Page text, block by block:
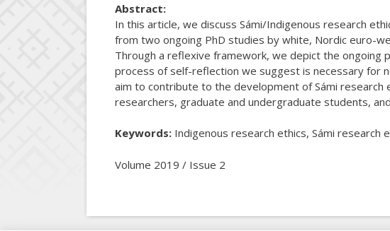
Abstract:
In this article, we discuss Sámi/Indigenous research
from two ongoing PhD studies by white, Nordic euro-
Through a reflexive framework, we depict the ongoing
process of self-reflection we suggest is necessary for
aim to contribute to the development of Sámi
researchers, graduate and undergraduate students,
Keywords: Indigenous research ethics, Sámi research
Volume 2019 / Issue 2